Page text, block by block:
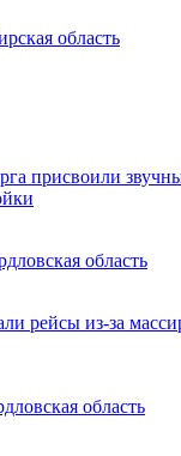
область
присвоили
область
рейсы из-за
область